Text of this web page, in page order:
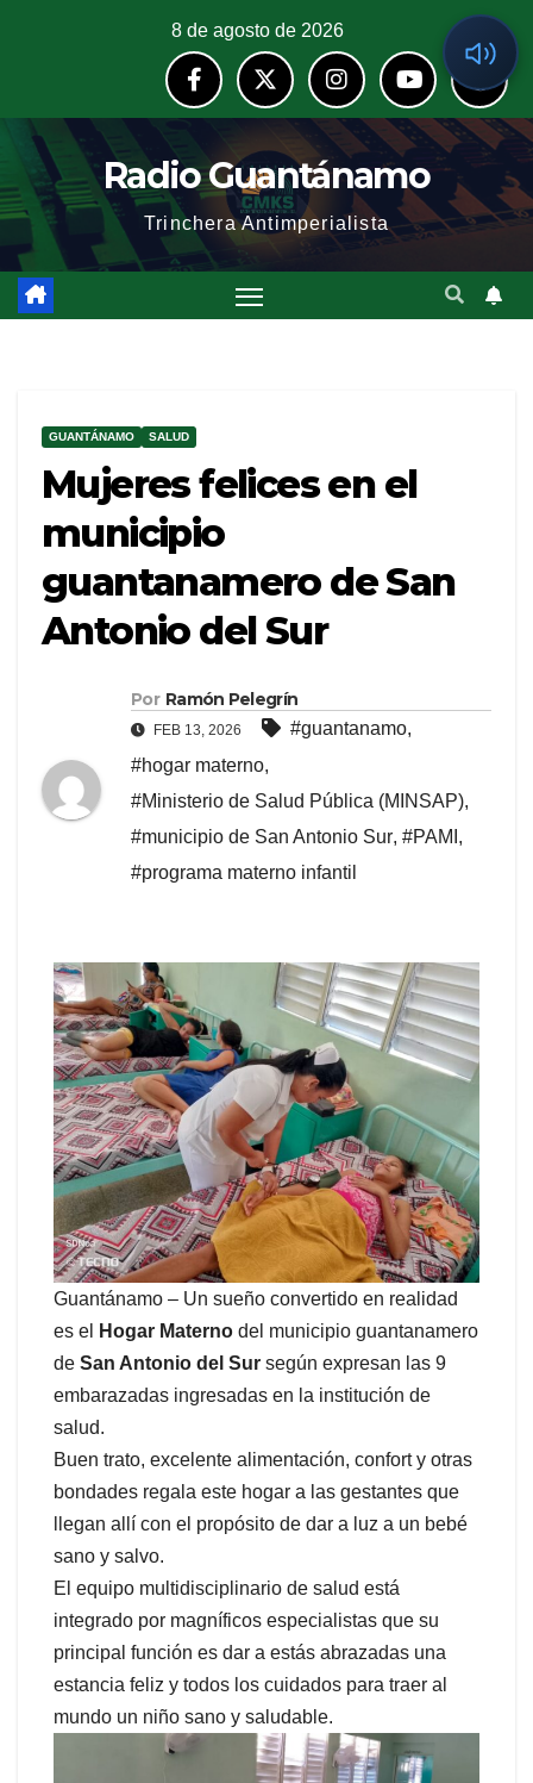
8 de agosto de 2026
Radio Guantánamo
Trinchera Antimperialista
GUANTÁNAMO SALUD
Mujeres felices en el
municipio
guantanamero de San
Antonio del Sur
Por Ramón Pelegrín
FEB 13, 2026 #guantanamo,
#hogar materno,
#Ministerio de Salud Pública (MINSAP),
#municipio de San Antonio Sur, #PAMI ,
#programa materno infantil
Guantánamo – Un sueño convertido en realidad
es el
Hogar Materno del municipio guantanamero
de San Antonio del Sur según expresan las 9
embarazadas ingresadas en la institución de
salud.
Buen trato, excelente alimentación, confort y otras
bondades regala este hogar a las gestantes que
llegan allí con el propósito de dar a luz a un bebé
sano y salvo.
El equipo multidisciplinario de salud está
integrado por magníficos especialistas que su
principal función es dar a estás abrazadas una
estancia feliz y todos los cuidados para traer al
mundo un niño sano y saludable.